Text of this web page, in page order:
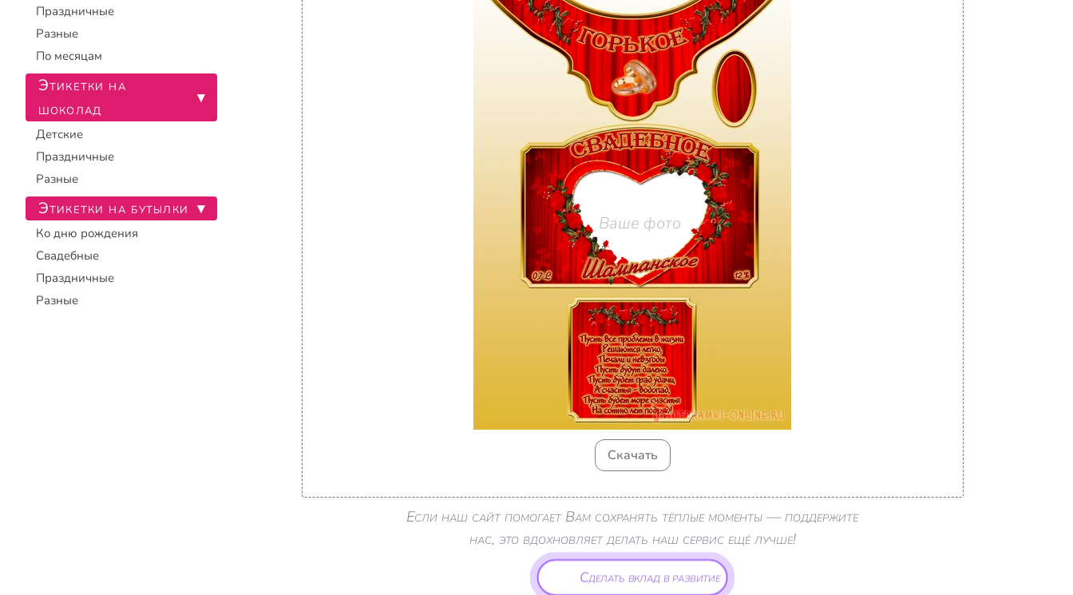
Ваше фото
Скачать
Если наш сайт помогает Вам сохранять тёплые моменты — поддержите
нас, это вдохновляет делать наш сервис ещё лучше!
Сделать вклад в развитие
Праздничные
Разные
По месяцам
Этикетки на
шоколад
▾
Детские
Праздничные
Разные
Этикетки на бутылки ▾
Ко дню рождения
Свадебные
Праздничные
Разные